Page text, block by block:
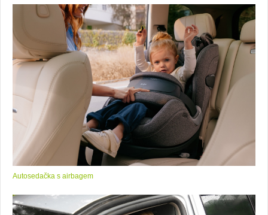
Autosedačka s airbagem